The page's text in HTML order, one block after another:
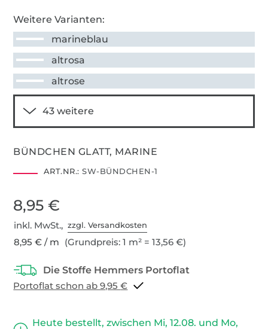
Weitere Varianten:
marineblau
altrosa
altrose
BÜNDCHEN GLATT, MARINE
ART.NR.: SW-BÜNDCHEN-1
8,95 €
inkl. MwSt.,zzgl. Versandkosten
8,95 € / m (Grundpreis: 1 m² = 13,56 €)
Portoflat schon ab 9,95 €
Heute bestellt, zwischen Mi, 12.08. und Mo,